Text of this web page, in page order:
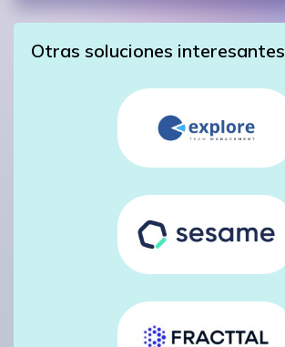
Otras soluciones interesantes